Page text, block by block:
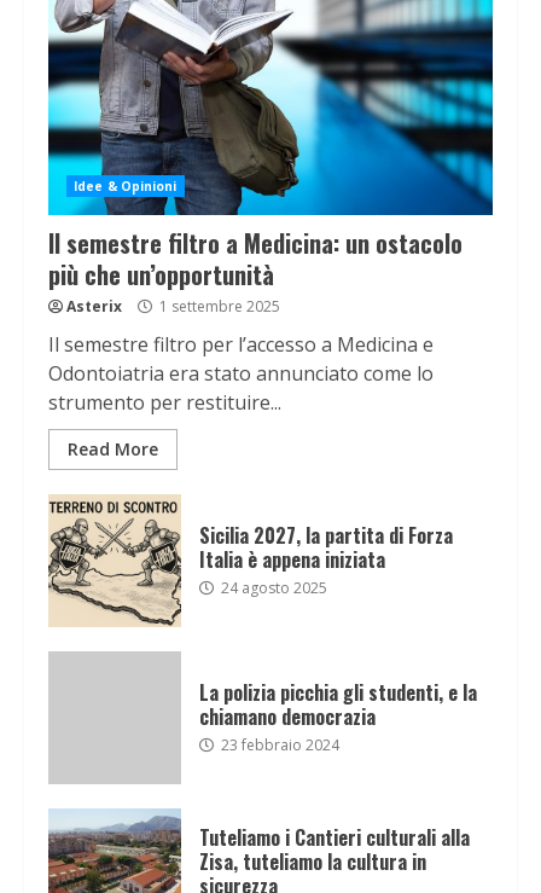
Idee & Opinioni
Il semestre filtro a Medicina: un ostacolo
più che un’opportunità
Asterix 1 settembre 2025
Il semestre filtro per l’accesso a Medicina e
Odontoiatria era stato annunciato come lo
strumento per restituire...
Read More
Sicilia 2027, la partita di Forza
Italia è appena iniziata
24 agosto 2025
La polizia picchia gli studenti, e la
chiamano democrazia
23 febbraio 2024
Tuteliamo i Cantieri culturali alla
Zisa, tuteliamo la cultura in
sicurezza